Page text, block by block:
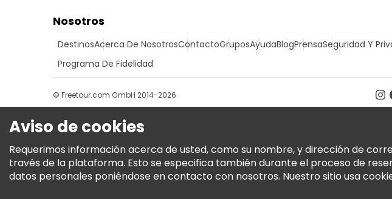
Nosotros
DestinosAcerca De NosotrosContactoGruposAyudaBlogPrensaSeguridad Y
Programa De Fidelidad
© Freetour.com GmbH 2014-2026
Aviso de cookies
Requerimos información acerca de usted, como su nombre, y dirección de
través de la plataforma. Esto se especifica también durante el proceso de
datos personales poniéndose en contacto con nosotros. Nuestro sitio usa